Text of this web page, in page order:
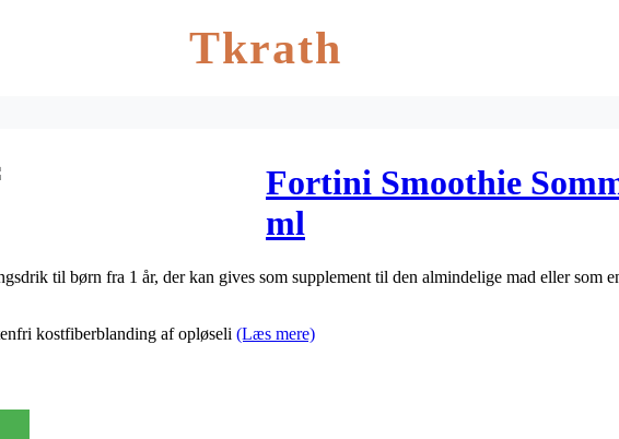
Tkrath
Fortini Smoothie
ml
til børn fra 1 år, der kan gives som supplement til den almindelige mad eller som
kostfiberblanding af opløseli (Læs mere)